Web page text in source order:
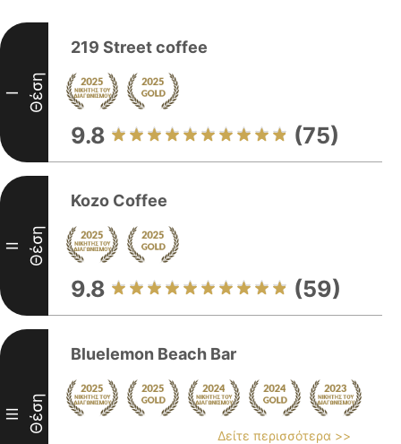
I Θέση
219 Street coffee
9.8 (75)
II Θέση
Kozo Coffee
9.8 (59)
III Θέση
Bluelemon Beach Bar
Δείτε περισσότερα >>